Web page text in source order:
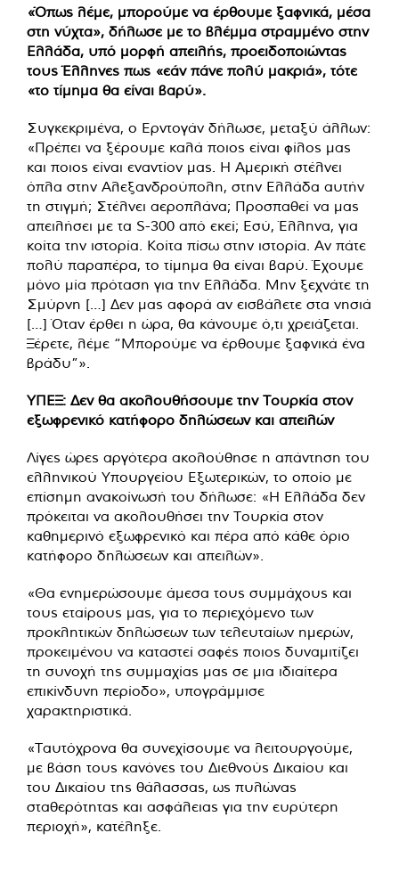
«Όπως λέμε, μπορούμε να έρθουμε ξαφνικά, μέσα
στη νύχτα», δήλωσε με το βλέμμα στραμμένο στην
Ελλάδα, υπό μορφή απειλής, προειδοποιώντας
τους Έλληνες πως «εάν πάνε πολύ μακριά», τότε
«το τίμημα θα είναι βαρύ».
Συγκεκριμένα, ο Ερντογάν δήλωσε, μεταξύ άλλων:
«Πρέπει να ξέρουμε καλά ποιος είναι φίλος μας
και ποιος είναι εναντίον μας. Η Αμερική στέλνει
όπλα στην Αλεξανδρούπολη, στην Ελλάδα αυτήν
τη στιγμή; Στέλνει αεροπλάνα; Προσπαθεί να μας
απειλήσει με τα S-300 από εκεί; Εσύ, Έλληνα, για
κοίτα την ιστορία. Κοίτα πίσω στην ιστορία. Αν πάτε
πολύ παραπέρα, το τίμημα θα είναι βαρύ. Έχουμε
μόνο μία πρόταση για την Ελλάδα. Μην ξεχνάτε τη
Σμύρνη […] Δεν μας αφορά αν εισβάλετε στα νησιά
[…] Όταν έρθει η ώρα, θα κάνουμε ό,τι χρειάζεται.
Ξέρετε, λέμε “Μπορούμε να έρθουμε ξαφνικά ένα
βράδυ”».
ΥΠΕΞ: Δεν θα ακολουθήσουμε την Τουρκία στον
εξωφρενικό κατήφορο δηλώσεων και απειλών
Λίγες ώρες αργότερα ακολούθησε η απάντηση του
ελληνικού Υπουργείου Εξωτερικών, το οποίο με
επίσημη ανακοίνωσή του δήλωσε: «H Ελλάδα δεν
πρόκειται να ακολουθήσει την Τουρκία στον
καθημερινό εξωφρενικό και πέρα από κάθε όριο
κατήφορο δηλώσεων και απειλών».
«Θα ενημερώσουμε άμεσα τους συμμάχους και
τους εταίρους μας, για το περιεχόμενο των
προκλητικών δηλώσεων των τελευταίων ημερών,
προκειμένου να καταστεί σαφές ποιος δυναμιτίζει
τη συνοχή της συμμαχίας μας σε μια ιδιαίτερα
επικίνδυνη περίοδο», υπογράμμισε
χαρακτηριστικά.
«Ταυτόχρονα θα συνεχίσουμε να λειτουργούμε,
με βάση τους κανόνες του Διεθνούς Δικαίου και
του Δικαίου της θάλασσας, ως πυλώνας
σταθερότητας και ασφάλειας για την ευρύτερη
περιοχή», κατέληξε.